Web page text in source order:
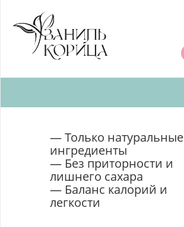
— Только натуральные
ингредиенты
— Без приторности и
лишнего сахара
— Баланс калорий и
легкости